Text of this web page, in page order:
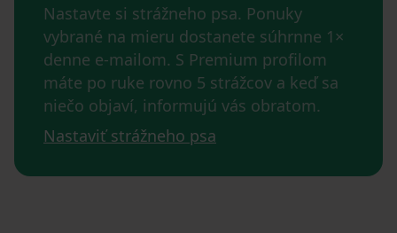
Nastavte si strážneho psa. Ponuky
vybrané na mieru dostanete súhrnne 1×
denne e-mailom. S Premium profilom
máte po ruke rovno 5 strážcov a keď sa
niečo objaví, informujú vás obratom.
Nastaviť strážneho psa